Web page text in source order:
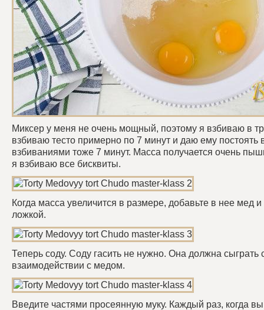
Миксер у меня не очень мощный, поэтому я взбиваю в
взбиваю тесто примерно по 7 минут и даю ему постоять
взбиваниями тоже 7 минут. Масса получается очень
я взбиваю все бисквиты.
Когда масса увеличится в размере, добавьте в нее мед
ложкой.
Теперь соду. Соду гасить не нужно. Она должна сыграть
взаимодействии с медом.
Введите частями просеянную муку. Каждый раз, когда